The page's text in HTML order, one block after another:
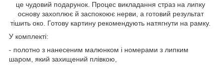
це чудовий подарунок. Процес викладання страз на липку
основу захоплює й заспокоює нерви, а готовий результат
тішить око. Готову картину рекомендують натягнути на рамку.
У комплекті:
- полотно з нанесеним малюнком і номерами з липким
шаром, який захищений плівкою,